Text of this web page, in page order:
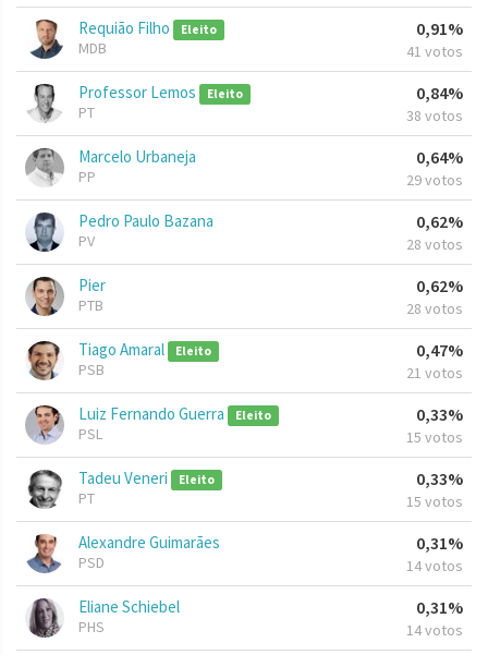
Requião Filho Eleito
MDB
0,91%
41 votos
Professor Lemos Eleito
PT
0,84%
38 votos
Marcelo Urbaneja
PP
0,64%
29 votos
Pedro Paulo Bazana
PV
0,62%
28 votos
Pier
PTB
0,62%
28 votos
Tiago Amaral Eleito
PSB
0,47%
21 votos
Luiz Fernando Guerra Eleito
PSL
0,33%
15 votos
Tadeu Veneri Eleito
PT
0,33%
15 votos
Alexandre Guimarães
PSD
0,31%
14 votos
Eliane Schiebel
PHS
0,31%
14 votos